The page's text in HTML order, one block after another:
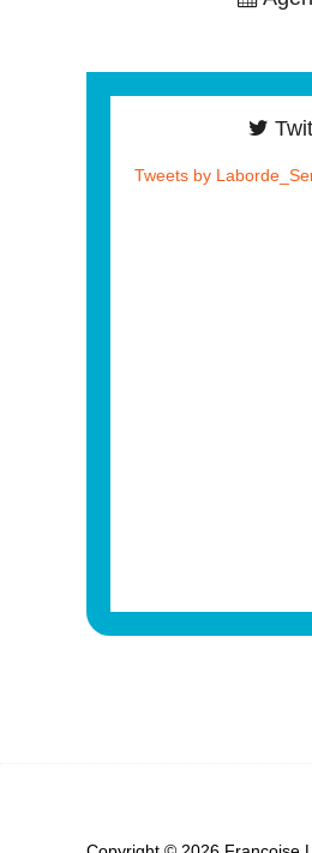
Tweets by